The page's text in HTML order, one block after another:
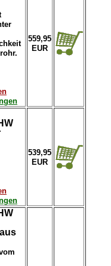
559,95
EUR
539,95
EUR